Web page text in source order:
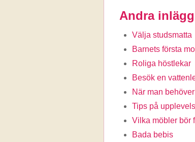
Andra inlägg
Välja studsmatta
Barnets första
Roliga höstlekar
Besök en
När man
Tips på
Vilka möbler bör
Bada bebis